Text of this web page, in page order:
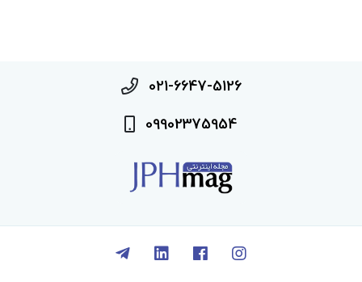
021-6647-5126
09902375954